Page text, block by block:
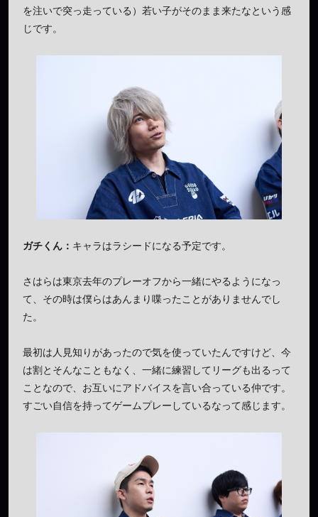
を注いで突っ走っている）若い子がそのまま来たなという感
じです。
ガチくん： キャラはラシードになる予定です。
さはらは東京去年のプレーオフから一緒にやるようになっ
て、その時は僕らはあんまり喋ったことがありませんでし
た。
最初は人見知りがあったので気を使っていたんですけど、今
は割とそんなこともなく、一緒に練習してリーグも出るって
ことなので、お互いにアドバイスを言い合っている仲です。
すごい自信を持ってゲームプレーしているなって感じます。